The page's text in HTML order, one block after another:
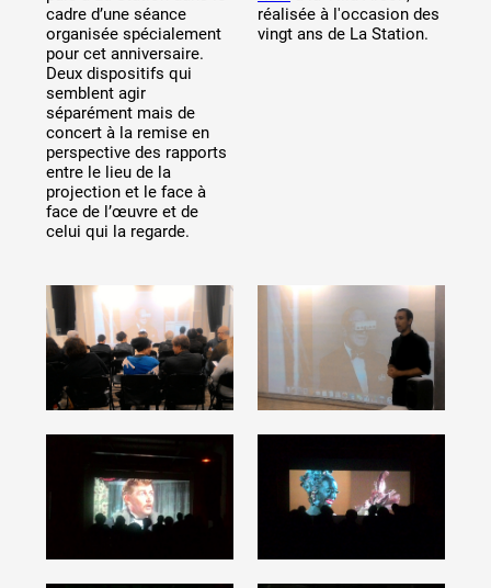
cadre d’une séance
organisée spécialement
pour cet anniversaire.
Deux dispositifs qui
semblent agir
séparément mais de
concert à la remise en
perspective des rapports
entre le lieu de la
projection et le face à
face de l’œuvre et de
celui qui la regarde.
réalisée à l'occasion des
vingt ans de La Station.